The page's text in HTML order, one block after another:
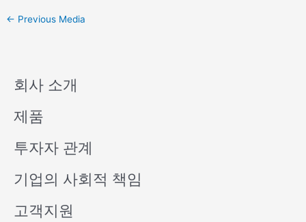
← Previous Media
회사 소개
제품
투자자 관계
기업의 사회적 책임
고객지원